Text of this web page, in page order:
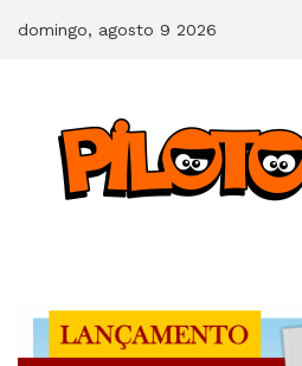
domingo, agosto 9 2026